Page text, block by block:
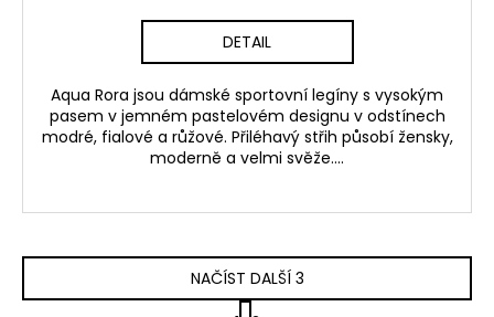
DETAIL
Aqua Rora jsou dámské sportovní legíny s vysokým
pasem v jemném pastelovém designu v odstínech
modré, fialové a růžové. Přiléhavý střih působí žensky,
moderně a velmi svěže....
NAČÍST DALŠÍ 3
S